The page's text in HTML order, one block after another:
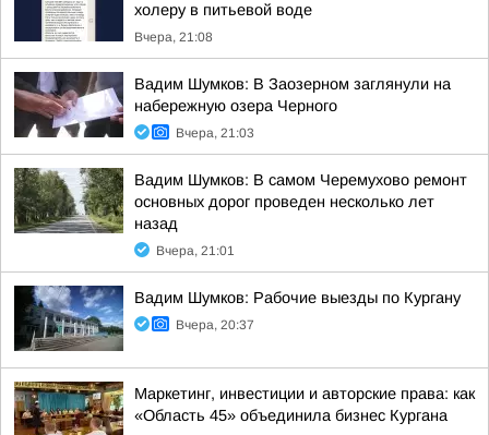
холеру в питьевой воде
Вчера, 21:08
Вадим Шумков: В Заозерном заглянули на
набережную озера Черного
Вчера, 21:03
Вадим Шумков: В самом Черемухово ремонт
основных дорог проведен несколько лет
назад
Вчера, 21:01
Вадим Шумков: Рабочие выезды по Кургану
Вчера, 20:37
Маркетинг, инвестиции и авторские права: как
«Область 45» объединила бизнес Кургана